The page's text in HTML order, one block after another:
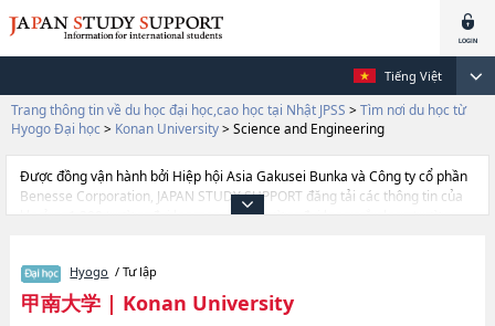
Tiếng Việt
Trang thông tin về du học đại học,cao học tại Nhật JPSS > Tìm nơi du học từ
Hyogo Đại học > Konan University> Science and Engineering
Được đồng vận hành bởi Hiệp hội Asia Gakusei Bunka và Công ty cổ phần
Benesse Corporation, JAPAN STUDY SUPPORT đăng tải các thông tin của
khoảng 1.300 trường đại học, cao học, trường đại học ngắn hạn, trường
thiết dành cho du học sinh, như là về các Ngành LettershoặcNgành
Science and EngineeringhoặcNgành EconomicshoặcNgành Frontiers of
Innovative Research in Science and TechnologyhoặcNgành
Hyogo / Tư lập
甲南大学| Konan University